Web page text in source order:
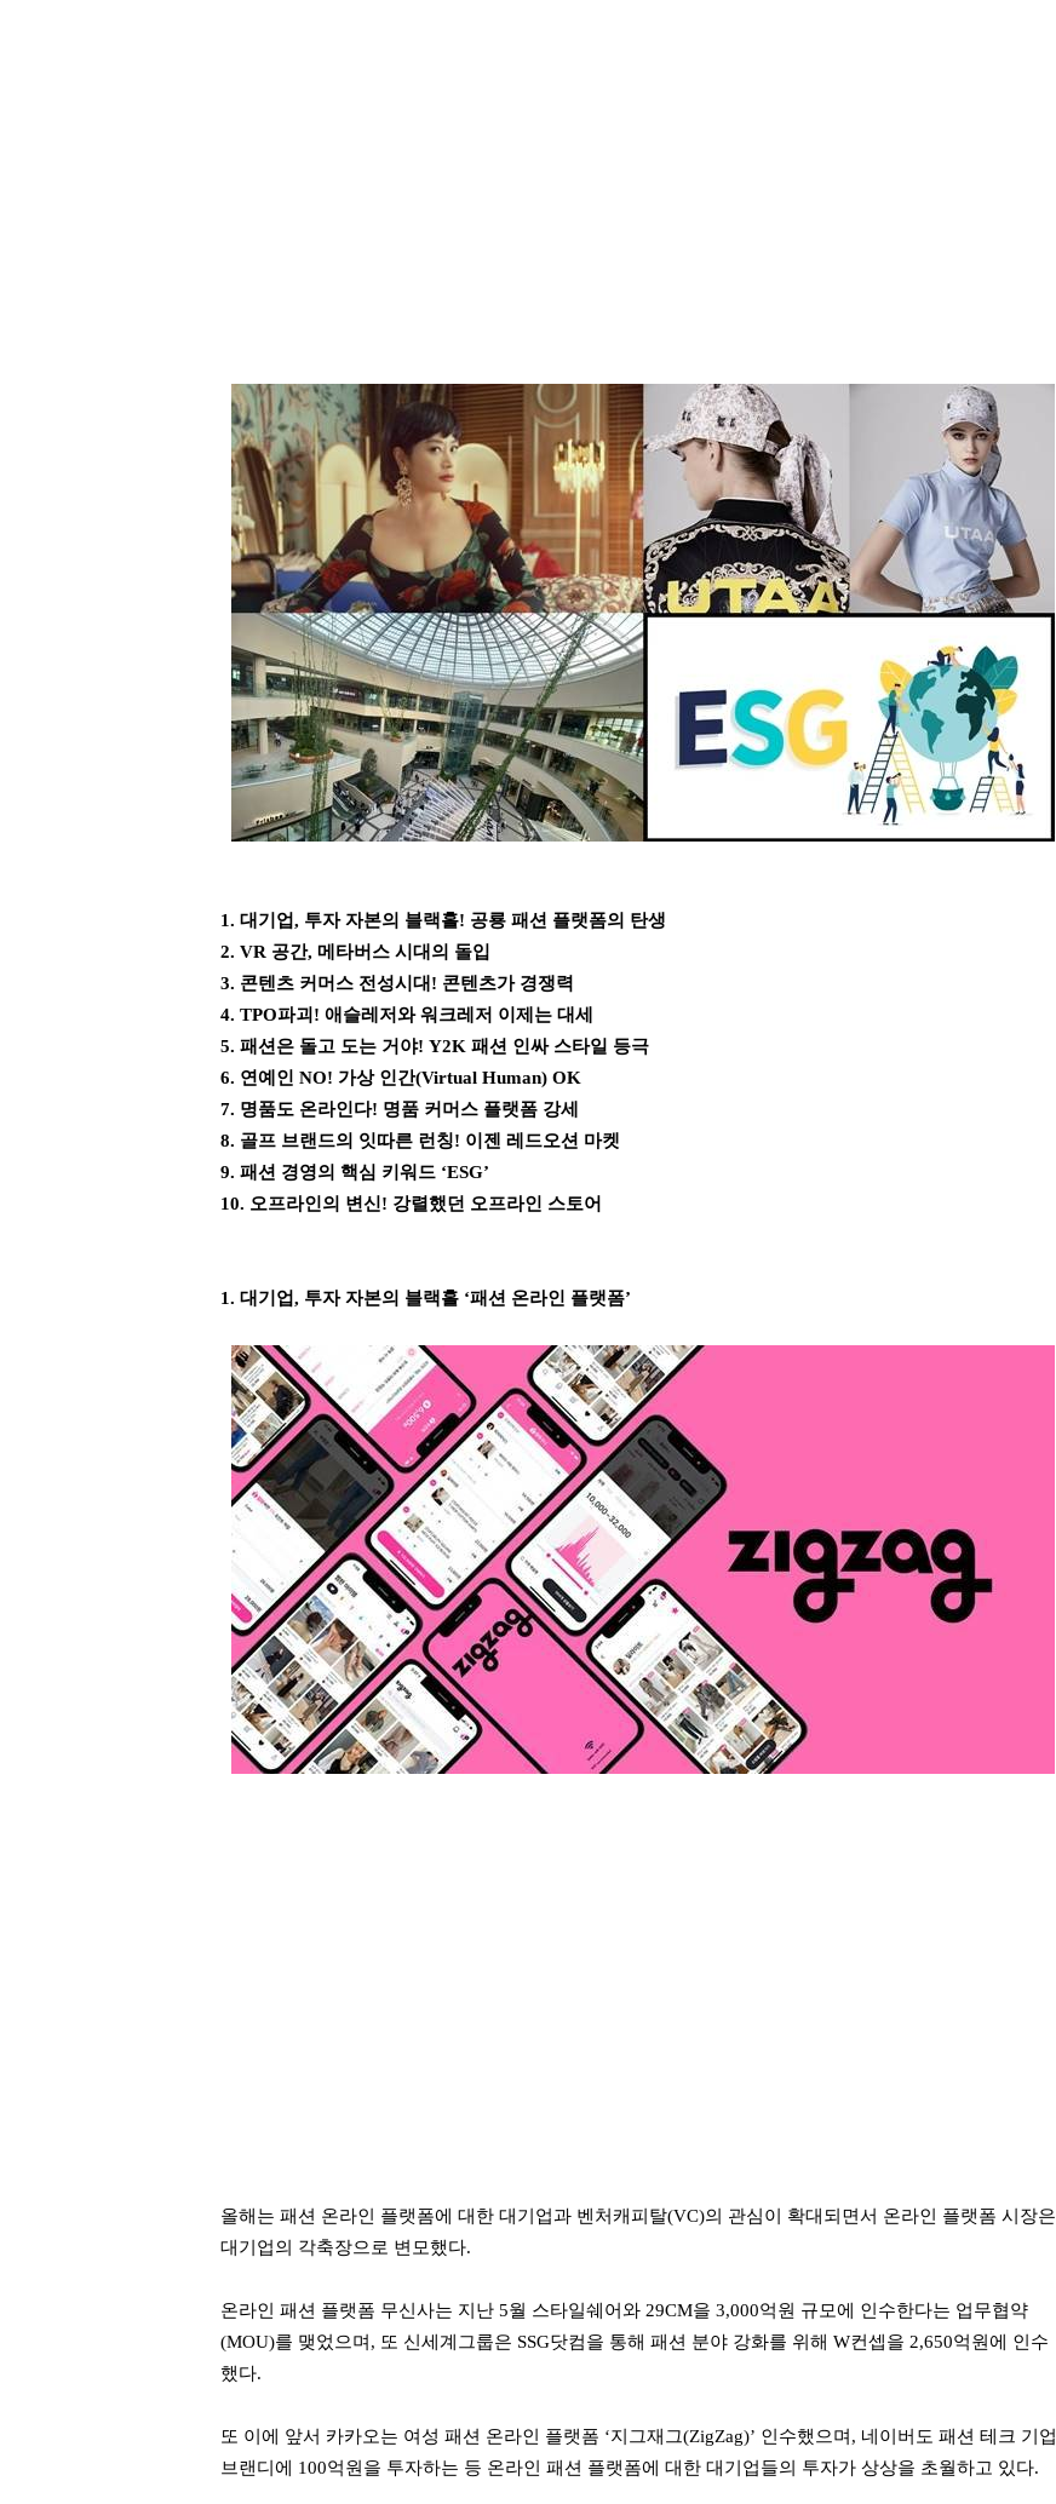
1. 대기업, 투자 자본의 블랙홀! 공룡 패션 플랫폼의 탄생
2. VR 공간, 메타버스 시대의 돌입
3. 콘텐츠 커머스 전성시대! 콘텐츠가 경쟁력
4. TPO파괴! 애슬레저와 워크레저 이제는 대세
5. 패션은 돌고 도는 거야! Y2K 패션 인싸 스타일 등극
6. 연예인 NO! 가상 인간(Virtual Human) OK
7. 명품도 온라인다! 명품 커머스 플랫폼 강세
8. 골프 브랜드의 잇따른 런칭! 이젠 레드오션 마켓
9. 패션 경영의 핵심 키워드 ‘ESG’
10. 오프라인의 변신! 강렬했던 오프라인 스토어
1. 대기업, 투자 자본의 블랙홀 ‘패션 온라인 플랫폼’
올해는 패션 온라인 플랫폼에 대한 대기업과 벤처캐피탈(VC)의 관심이 확대되면서 온라인 플랫폼 시장은
대기업의 각축장으로 변모했다.
온라인 패션 플랫폼 무신사는 지난 5월 스타일쉐어와 29CM을 3,000억원 규모에 인수한다는 업무협약
(MOU)를 맺었으며, 또 신세계그룹은 SSG닷컴을 통해 패션 분야 강화를 위해 W컨셉을 2,650억원에 인수
했다.
또 이에 앞서 카카오는 여성 패션 온라인 플랫폼 ‘지그재그(ZigZag)’ 인수했으며, 네이버도 패션 테크 기업
브랜디에 100억원을 투자하는 등 온라인 패션 플랫폼에 대한 대기업들의 투자가 상상을 초월하고 있다.